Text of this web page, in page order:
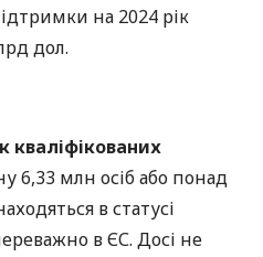
на 2024 рік
дол.
кваліфікованих
6,33 млн осіб або понад
в статусі
в ЄС. Досі не